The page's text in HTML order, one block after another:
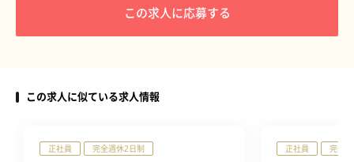
この求人に応募する
この求人に似ている求人情報
正社員 完全週休2日制 正社員 完全